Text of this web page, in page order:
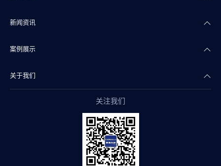
智能照明
智能传感
智慧物联
智慧商业
智慧实验室
智慧水务
新闻资讯
公司新闻
产品干货
案例展示
智慧地产案例
关于我们
关注我们